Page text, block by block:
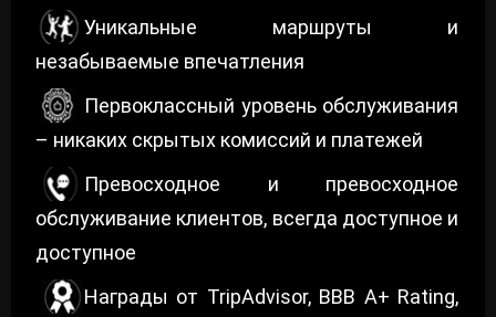
Уникальные маршруты и
незабываемые впечатления
Первоклассный уровень обслуживания
– никаких скрытых комиссий и платежей
Превосходное и превосходное
обслуживание клиентов, всегда доступное и
доступное
Награды от TripAdvisor, BBB A+ Rating,